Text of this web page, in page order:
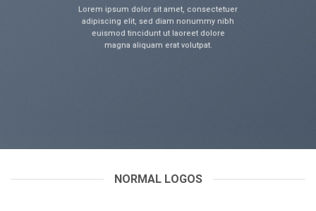
Lorem ipsum dolor sit amet, consectetuer
adipiscing elit, sed diam nonummy nibh
euismod tincidunt ut laoreet dolore
magna aliquam erat volutpat.
NORMAL LOGOS